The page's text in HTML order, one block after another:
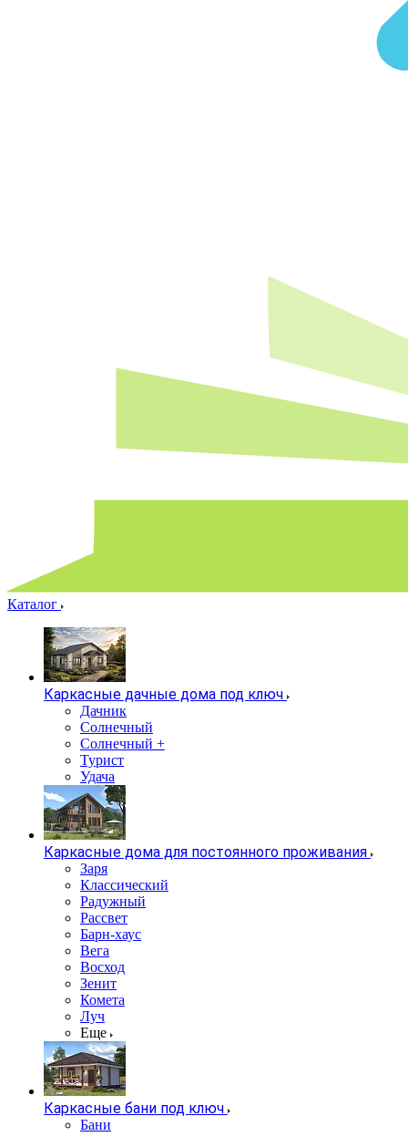
Каталог
Каркасные дачные дома под ключ
Дачник
Солнечный
Солнечный +
Турист
Удача
Каркасные дома для постоянного проживания
Заря
Классический
Радужный
Рассвет
Барн-хаус
Вега
Восход
Зенит
Комета
Луч
Еще
Каркасные бани под ключ
Бани